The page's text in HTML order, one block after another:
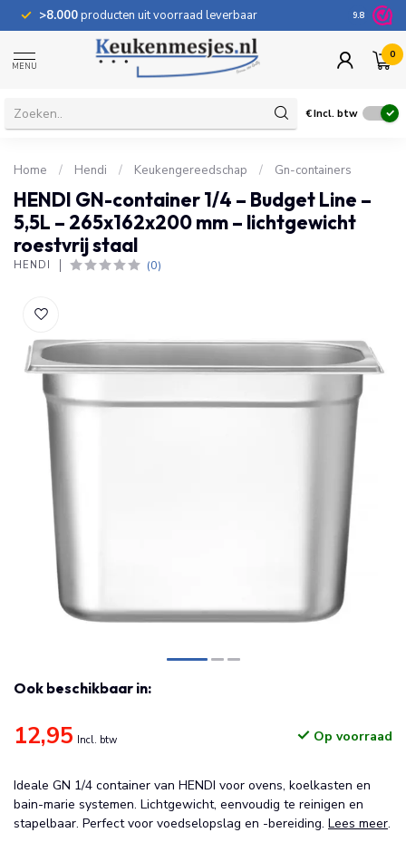
>8.000producten uit voorraad leverbaar 100
9.8
MENU
0
€Incl. btw
Home / Hendi / Keukengereedschap / Gn-containers
HENDI GN-container 1/4 – Budget Line –
5,5L – 265x162x200 mm – lichtgewicht
roestvrij staal
HENDI (0)
Ook beschikbaar in:
12,95 Incl. btw Op voorraad
Ideale GN 1/4 container van HENDI voor ovens, koelkasten en
bain-marie systemen. Lichtgewicht, eenvoudig te reinigen en
stapelbaar. Perfect voor voedselopslag en -bereiding. Lees meer.